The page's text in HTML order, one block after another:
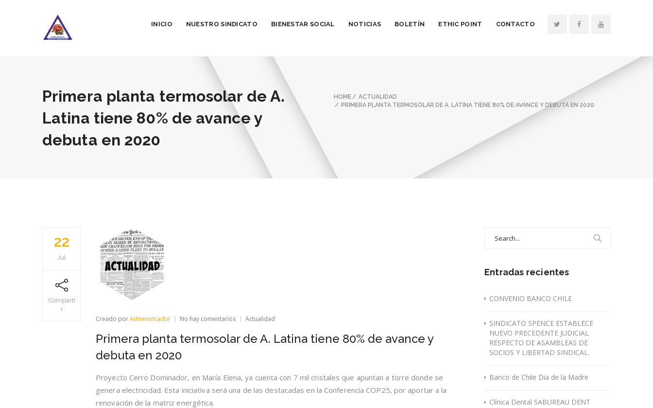
INICIO NUESTRO SINDICATO BIENESTAR SOCIAL NOTICIAS BOLETÍN ETHIC POINT CONTACTO
Primera planta termosolar de A.
Latina tiene 80% de avance y
debuta en 2020
HOME
ACTUALIDAD
PRIMERA PLANTA TERMOSOLAR DE A. LATINA TIENE 80% DE AVANCE Y DEBUTA EN 2020
22
Jul
Comparti
r
Creado porAdministrador No hay comentarios en
planta
termosolar
tiene
80%
de
Actualidad
Primera planta termosolar de A. Latina tiene 80% de avance y
debuta en 2020
Proyecto Cerro Dominador, en María Elena, ya cuenta con 7 mil cristales que apuntan a torre donde se
genera electricidad. Esta iniciativa será una de las destacadas en la Conferencia COP25, por aportar a la
renovación de la matriz energética.
Entradas recientes
CONVENIO BANCO CHILE
SINDICATO SPENCE ESTABLECE
NUEVO PRECEDENTE JUDICIAL
RESPECTO DE ASAMBLEAS DE
SOCIOS Y LIBERTAD SINDICAL.
Banco de Chile Dia de la Madre
Clínica Dental SABUREAU DENT